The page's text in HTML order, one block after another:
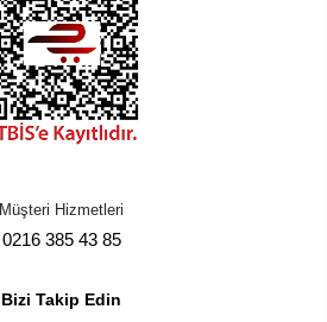
Müşteri Hizmetleri
0216 385 43 85
Bizi Takip Edin